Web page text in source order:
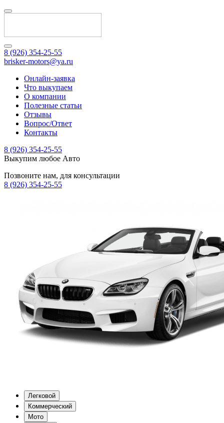
8 (926) 354-25-55
brisker-motors@ya.ru
Онлайн-заявка
Что выкупаем
О компании
Полезные статьи
Отзывы
Вопрос/Ответ
Контакты
8 (926) 354-25-55
Выкупим любое Авто
Позвоните нам, для консультации
8 (926) 354-25-55
Легковой
Коммерческий
Мото